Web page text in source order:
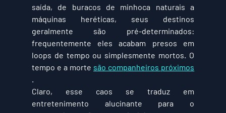
saída, de buracos de minhoca naturais a
máquinas heréticas, seus destinos
geralmente são pré-determinados:
frequentemente eles acabam presos em
loops de tempo ou simplesmente mortos. O
tempo e a morte são companheiros próximos
.
Claro, esse caos se traduz em
entretenimento alucinante para o